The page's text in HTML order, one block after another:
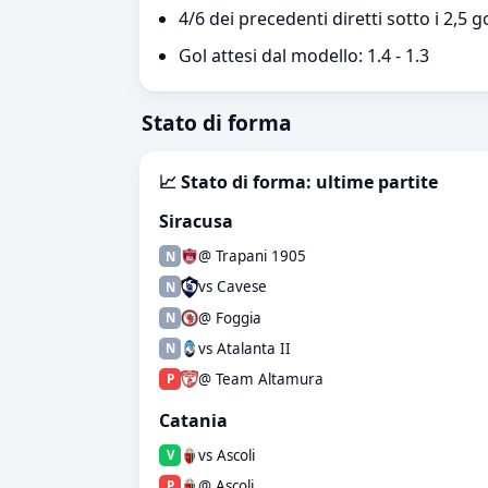
4/6 dei precedenti diretti sotto i 2,5
Gol attesi dal modello: 1.4 - 1.3
Stato di forma
📈 Stato di forma: ultime partite
Siracusa
N @ Trapani 1905
N vs Cavese
N @ Foggia
N vs Atalanta II
P @ Team Altamura
Catania
V vs Ascoli